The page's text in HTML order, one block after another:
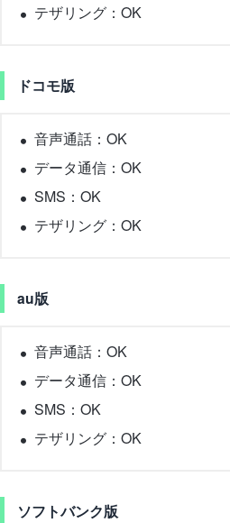
テザリング：OK
ドコモ版
音声通話：OK
データ通信：OK
SMS：OK
テザリング：OK
au版
音声通話：OK
データ通信：OK
SMS：OK
テザリング：OK
ソフトバンク版